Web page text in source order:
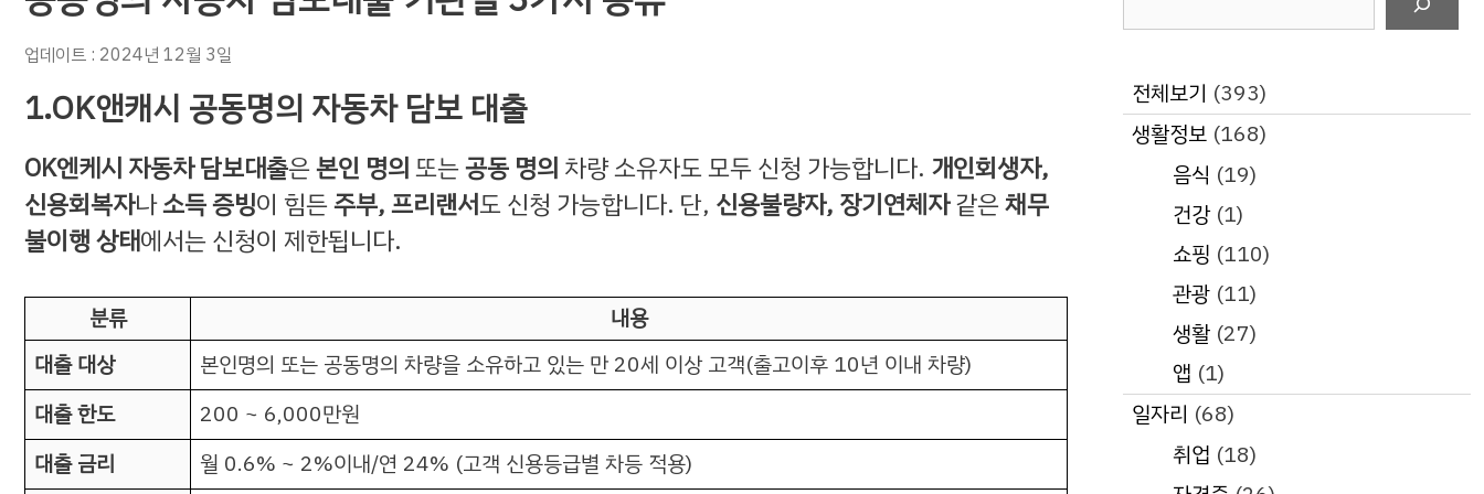
업데이트 : 2024년 12월 3일
1.OK앤캐시 공동명의 자동차 담보 대출
OK엔케시 자동차 담보대출은본인 명의또는공동 명의 차량 소유자도 모두 신청 가능합니다. 개인회생자,
신용회복자나소득 증빙이 힘든주부, 프리랜서도 신청 가능합니다. 단, 신용불량자, 장기연체자같은채무
불이행 상태에서는 신청이 제한됩니다.
분류
내용
대출 대상
본인명의 또는 공동명의 차량을 소유하고 있는 만 20세 이상 고객(출고이후 10년 이내 차량)
대출 한도
200 ~ 6,000만원
대출 금리
월 0.6% ~ 2%이내/연 24% (고객 신용등급별 차등 적용)
전체보기 (393)
생활정보 (168)
음식 (19)
건강(1)
쇼핑 (110)
관광(11)
생활(27)
앱 (1)
일자리 (68)
취업 (18)